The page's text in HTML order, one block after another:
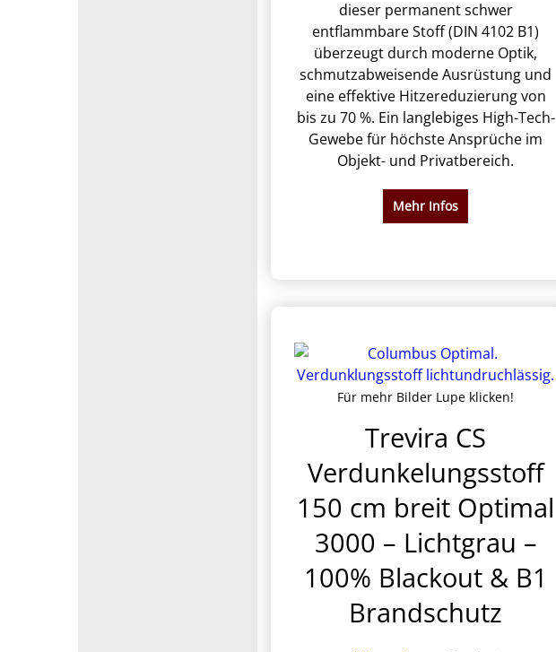
dieser permanent schwer
entflammbare Stoff (DIN 4102 B1)
überzeugt durch moderne Optik,
schmutzabweisende Ausrüstung und
eine effektive Hitzereduzierung von
bis zu 70 %. Ein langlebiges High-Tech-
Gewebe für höchste Ansprüche im
Objekt- und Privatbereich.
Mehr Infos
Für mehr Bilder Lupe klicken!
Trevira CS
Verdunkelungsstoff
150 cm breit Optimal
3000 – Lichtgrau –
100% Blackout & B1
Brandschutz